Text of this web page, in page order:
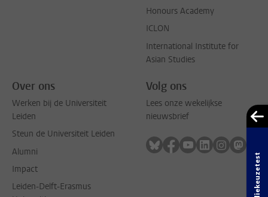
Honours Academy
ICLON
International Institute for
Asian Studies
Over ons
Werken bij de Universiteit
Leiden
Steun de Universiteit Leiden
Alumni
Impact
Leiden-Delft-Erasmus
Volg ons
Lees onze wekelijkse
nieuwsbrief
Volg ons op bluesky
Volg ons op facebook
Volg ons op
Volg ons op
Volg ons
Volg
Studiekeuzetest